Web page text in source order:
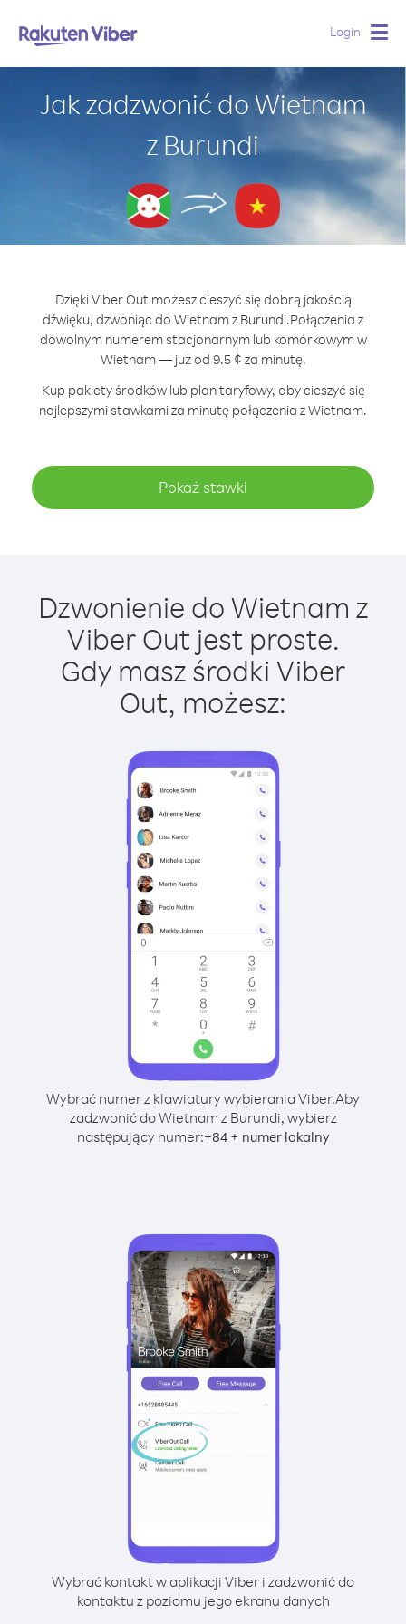
Login
Jak zadzwonić do Wietnam
z Burundi
Dzięki Viber Out możesz cieszyć się dobrą jakością
dźwięku, dzwoniąc do Wietnam z Burundi.Połączenia z
dowolnym numerem stacjonarnym lub komórkowym w
Wietnam — już od 9.5 ¢ za minutę.
Kup pakiety środków lub plan taryfowy, aby cieszyć się
najlepszymi stawkami za minutę połączenia z Wietnam.
Pokaż stawki
Dzwonienie do Wietnam z
Viber Out jest proste.
Gdy masz środki Viber
Out, możesz:
Wybrać numer z klawiatury wybierania Viber.Aby
zadzwonić do Wietnam z Burundi, wybierz
następujący numer:+84+ numer lokalny
Wybrać kontakt w aplikacji Viber i zadzwonić do
kontaktu z poziomu jego ekranu danych